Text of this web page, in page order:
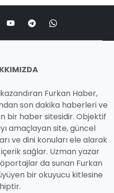
Furkan Haber,
son dakika haberleri ve
bir haber sitesidir. Objektif
amaçlayan site, güncel
ve dini konuları ele alarak
sağlar. Uzman yazar
da sunan Furkan
bir okuyucu kitlesine